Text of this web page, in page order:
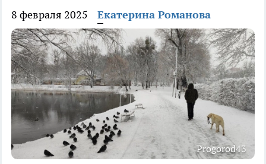
8 февраля 2025 Екатерина Романова
Progorod43